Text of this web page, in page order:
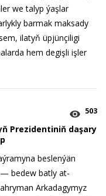
we talyp ýaşlar
barmak maksady
ilatyň üpjünçiligi
hem degişli işler
503
Prezidentiniň daşary
beslenýän
— bedew batly at-
Arkadagymyz